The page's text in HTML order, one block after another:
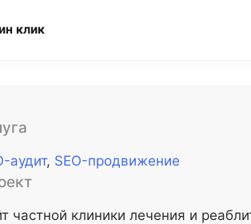
клик
аудит, SEO-продвижение
частной клиники лечения и